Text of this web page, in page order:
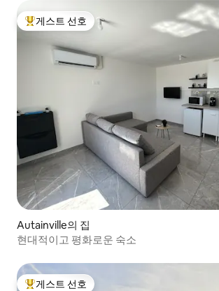
상위 게스트 선호
게스트 선호
Autainville의 집
현대적이고 평화로운 숙소
게스트 선호